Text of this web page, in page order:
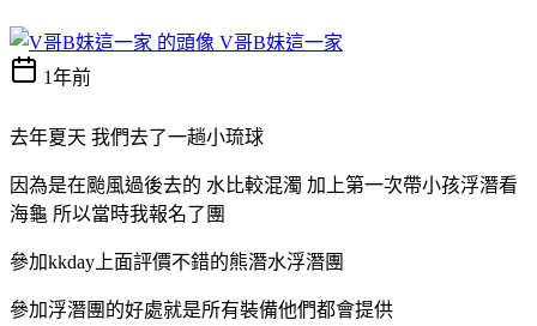
V哥B妹這一家
1年前
去年夏天 我們去了一趟小琉球
因為是在颱風過後去的 水比較混濁 加上第一次帶小孩浮潛看
海龜 所以當時我報名了團
參加kkday上面評價不錯的熊潛水浮潛團
參加浮潛團的好處就是所有裝備他們都會提供